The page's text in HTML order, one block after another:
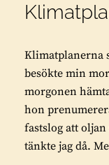
Klimatplanerna
besökte min
morgonen
hon
fastslog att oljan
tänkte jag då.